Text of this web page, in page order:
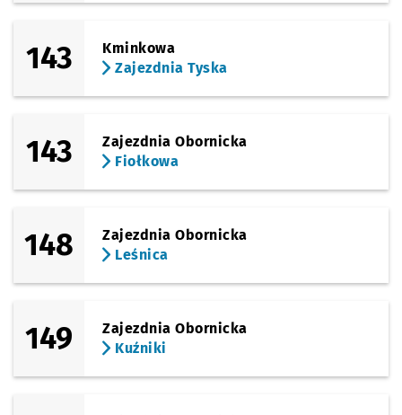
143
Kminkowa
Zajezdnia Tyska
143
Zajezdnia Obornicka
Fiołkowa
148
Zajezdnia Obornicka
Leśnica
149
Zajezdnia Obornicka
Kuźniki